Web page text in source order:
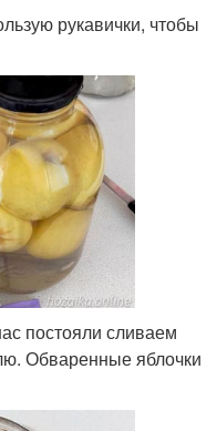
рукавички, чтобы
постояли сливаем
Обваренные яблочки